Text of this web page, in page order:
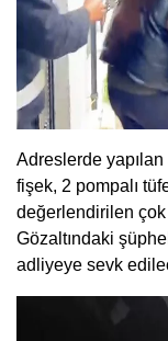
Adreslerde
fişek, 2 pompalı
değerlendirilen
Gözaltındaki
adliyeye sevk